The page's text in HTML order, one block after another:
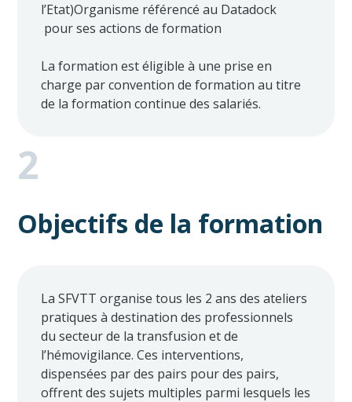
l’Etat)Organisme référencé au Datadock
pour ses actions de formation
La formation est éligible à une prise en
charge par convention de formation au titre
de la formation continue des salariés.
2
Objectifs de la formation
La SFVTT organise tous les 2 ans des ateliers
pratiques à destination des professionnels
du secteur de la transfusion et de
l’hémovigilance. Ces interventions,
dispensées par des pairs pour des pairs,
offrent des sujets multiples parmi lesquels les